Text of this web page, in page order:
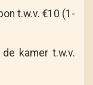
t.w.v. €10 (1-
kamer t.w.v.